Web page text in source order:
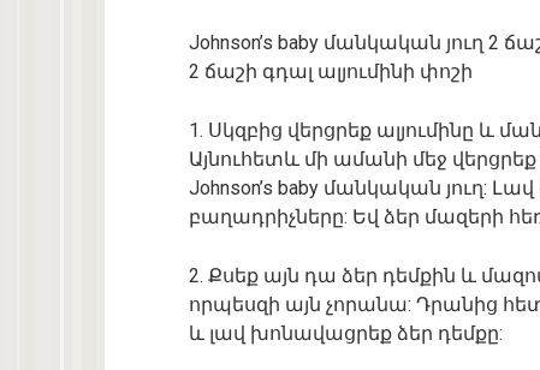
Johnson’s baby մանկական յուղ 2
2 ճաշի գդալ ալյումինի փոշի
1. Սկզբից վերցրեք ալյումինը և
Այնուհետև մի ամանի մեջ
Johnson’s baby մանկական յուղ:
բաղադրիչները: Եվ ձեր մազերի
2. Քսեք այն դա ձեր դեմքին և
որպեսզի այն չորանա: Դրանից
և լավ խոնավացրեք ձեր դեմքը: